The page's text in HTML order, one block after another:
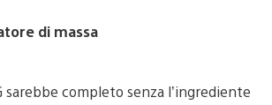
di massa
sarebbe completo senza l’ingrediente